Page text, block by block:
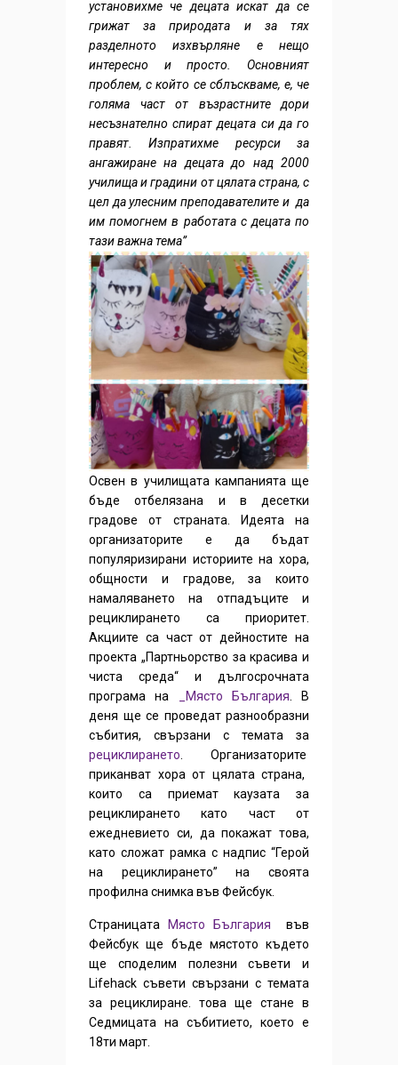
установихме че децата искат да се
грижат за природата и за тях
разделното изхвърляне е нещо
интересно и просто. Основният
проблем, с който се сблъскваме, е, че
голяма част от възрастните дори
несъзнателно спират децата си да го
правят.
Изпратихме ресурси за
ангажиране на децата до над 2000
училища и градини от цялата страна, с
цел да улесним преподавателите и да
им помогнем в работата с децата по
тази важна тема”
Освен в училищата кампанията ще
бъде отбелязана и в десетки
градове от страната. Идеята на
организаторите е да бъдат
популяризирани историите на хора,
общности и градове, за които
намаляването на отпадъците и
рециклирането са приоритет.
Акциите са част от дейностите на
проекта „Партньорство за красива и
чиста среда“ и дългосрочната
програма на
_Място България. В
деня ще се проведат разнообразни
събития, свързани с темата за
рециклирането. Организаторите
приканват хора от цялата страна,
които са приемат каузата за
рециклирането като част от
ежедневието си, да покажат това,
като сложат рамка с надпис “Герой
на рециклирането” на своята
профилна снимка във Фейсбук.
Страницата Място България във
Фейсбук ще бъде мястото където
ще споделим полезни съвети и
Lifehack съвети свързани с темата
за рециклиране. това ще стане в
Седмицата на събитието, което е
18ти март.